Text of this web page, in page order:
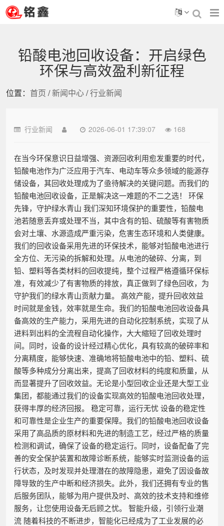
铅酸电池回收设备：开启绿色
环保与高效盈利新征程
位置： 首页 /新闻中心/行业新闻
行业新闻 2026-06-01 17:39:07 168
在当今环保意识日益增强、资源回收利用愈发重要的时代，
铅酸电池作为广泛应用于汽车、电动车等众多领域的能源存
储设备，其回收处理成为了亟待解决的关键问题。而我们的
铅酸电池回收设备，正是解决这一难题的不二之选！ 环保
先锋，守护绿水青山 我们深知环境保护的重要性，铅酸电
池若随意丢弃或处理不当，其中含有的铅、硫酸等有害物质
会对土壤、水源造成严重污染，危害生态环境和人类健康。
我们的回收设备采用先进的环保技术，能够对铅酸电池进行
全方位、无污染的拆解和处理。从电池的破碎、分离，到
铅、塑料等各类材料的回收提纯，整个过程严格遵循环保标
准，有效减少了有害物质的排放，真正做到了绿色回收，为
守护我们的绿水青山贡献力量。 高效产能，提升回收效益
时间就是金钱，效率就是生命。我们的铅酸电池回收设备具
备高效的生产能力，采用先进的自动化控制系统，实现了从
进料到出料的全流程自动化操作，大大缩短了回收处理时
间。同时，设备的设计经过精心优化，具有较高的破碎率和
分离精度，能够快速、准确地将铅酸电池中的铅、塑料、硫
酸等多种成分分离出来，提高了回收材料的纯度和质量，从
而显著提升了回收效益。无论是小型回收企业还是大型工业
集团，都能通过我们的设备实现高效的铅酸电池回收处理，
获得丰厚的经济回报。 稳定可靠，运行无忧 设备的稳定性
和可靠性是企业生产的重要保障。我们的铅酸电池回收设备
采用了高品质的原材料和先进的制造工艺，经过严格的质量
检测和调试，确保了设备的稳定运行。同时，设备配备了完
善的安全保护装置和故障诊断系统，能够实时监测设备的运
行状态，及时发现并处理潜在的故障隐患，避免了因设备故
障导致的生产中断和经济损失。此外，我们还拥有专业的售
后服务团队，能够为用户提供及时、高效的技术支持和维修
服务，让您使用设备无后顾之忧。 智能升级，引领行业潮
流 随着科技的不断进步，智能化已经成为了工业发展的必